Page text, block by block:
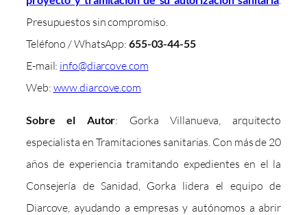
Presupuestos sin compromiso.
Teléfono / WhatsApp: 655-03-44-55
E-mail: info@diarcove.com
Web: www.diarcove.com
Sobre el Autor: Gorka Villanueva, arquitecto
especialista en Tramitaciones sanitarias. Con más de 20
años de experiencia tramitando expedientes en el la
Consejería de Sanidad, Gorka lidera el equipo de
Diarcove, ayudando a empresas y autónomos a abrir